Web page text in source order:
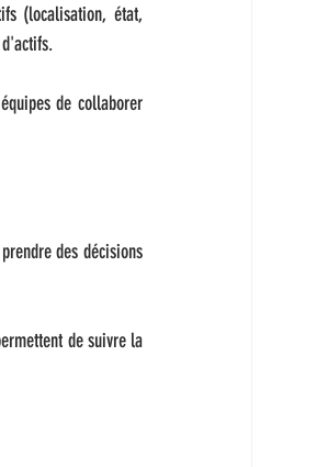
(localisation, état,
de collaborer
des décisions
de suivre la